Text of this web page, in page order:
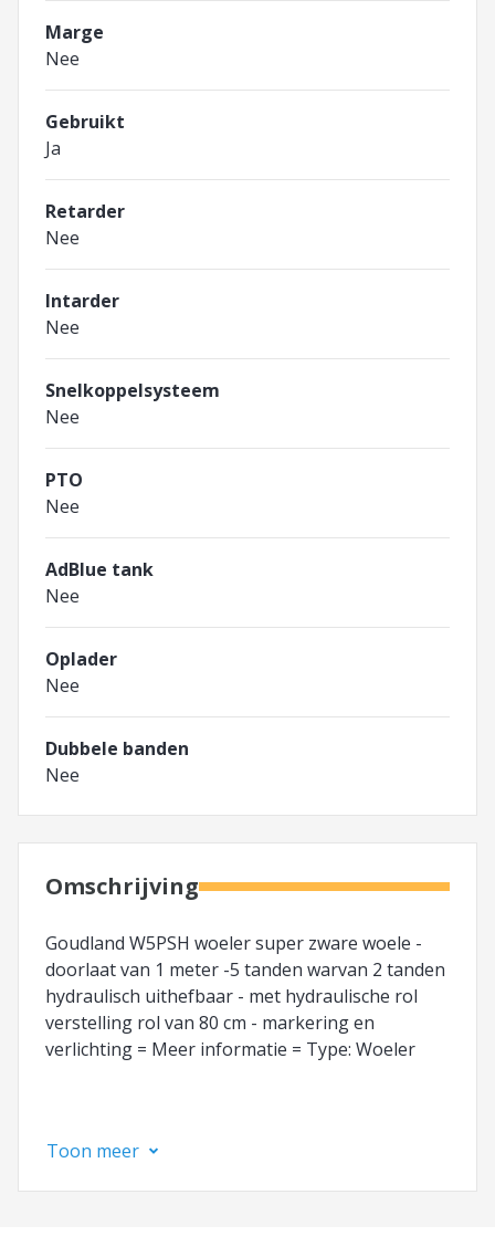
Marge
Nee
Gebruikt
Ja
Retarder
Nee
Intarder
Nee
Snelkoppelsysteem
Nee
PTO
Nee
AdBlue tank
Nee
Oplader
Nee
Dubbele banden
Nee
Omschrijving
Goudland W5PSH woeler super zware woele -
doorlaat van 1 meter -5 tanden warvan 2 tanden
hydraulisch uithefbaar - met hydraulische rol
verstelling rol van 80 cm - markering en
verlichting = Meer informatie = Type: Woeler
Toon meer